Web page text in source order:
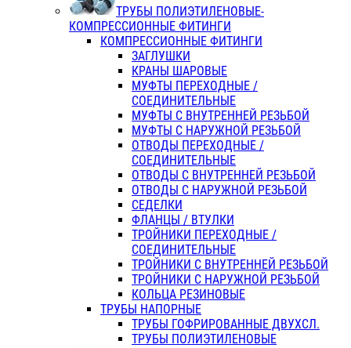
ТРУБЫ ПОЛИЭТИЛЕНОВЫЕ-
КОМПРЕССИОННЫЕ ФИТИНГИ
КОМПРЕССИОННЫЕ ФИТИНГИ
ЗАГЛУШКИ
КРАНЫ ШАРОВЫЕ
МУФТЫ ПЕРЕХОДНЫЕ /
СОЕДИНИТЕЛЬНЫЕ
МУФТЫ С ВНУТРЕННЕЙ РЕЗЬБОЙ
МУФТЫ С НАРУЖНОЙ РЕЗЬБОЙ
ОТВОДЫ ПЕРЕХОДНЫЕ /
СОЕДИНИТЕЛЬНЫЕ
ОТВОДЫ С ВНУТРЕННЕЙ РЕЗЬБОЙ
ОТВОДЫ С НАРУЖНОЙ РЕЗЬБОЙ
СЕДЕЛКИ
ФЛАНЦЫ / ВТУЛКИ
ТРОЙНИКИ ПЕРЕХОДНЫЕ /
СОЕДИНИТЕЛЬНЫЕ
ТРОЙНИКИ С ВНУТРЕННЕЙ РЕЗЬБОЙ
ТРОЙНИКИ С НАРУЖНОЙ РЕЗЬБОЙ
КОЛЬЦА РЕЗИНОВЫЕ
ТРУБЫ НАПОРНЫЕ
ТРУБЫ ГОФРИРОВАННЫЕ ДВУХСЛ.
ТРУБЫ ПОЛИЭТИЛЕНОВЫЕ